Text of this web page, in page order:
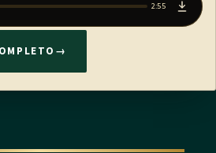
2:55
→